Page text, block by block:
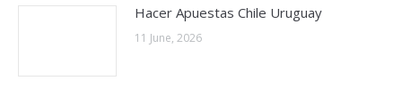
Hacer Apuestas Chile Uruguay
11 June, 2026